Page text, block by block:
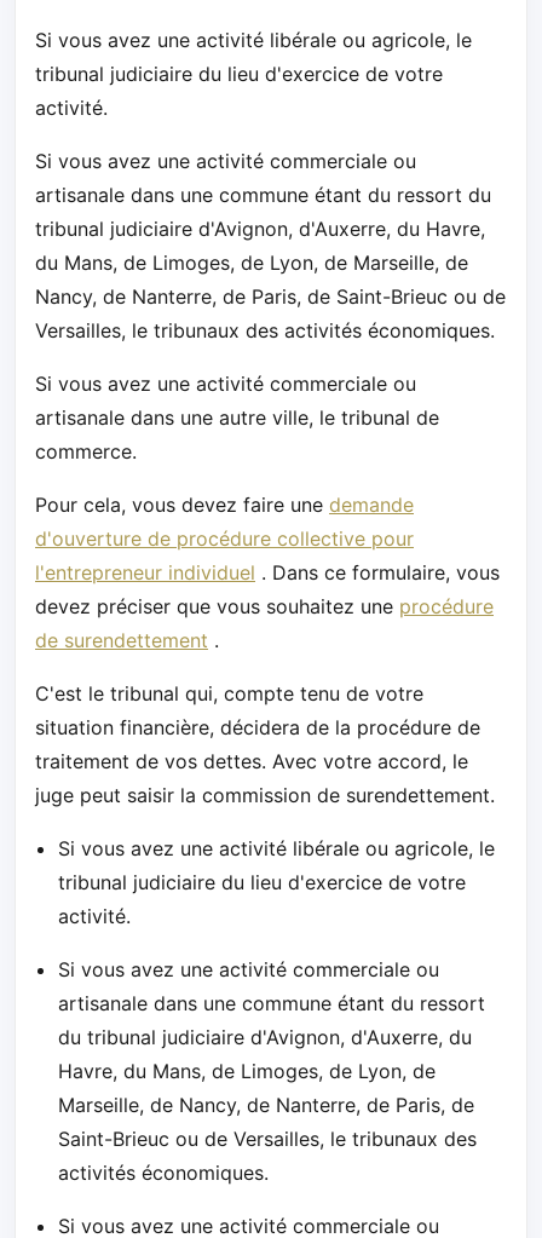
Si vous avez une activité libérale ou agricole, le
tribunal judiciaire du lieu d'exercice de votre
activité.
Si vous avez une activité commerciale ou
artisanale dans une commune étant du ressort du
tribunal judiciaire d'Avignon, d'Auxerre, du Havre,
du Mans, de Limoges, de Lyon, de Marseille, de
Nancy, de Nanterre, de Paris, de Saint-Brieuc ou de
Versailles, le tribunaux des activités économiques.
Si vous avez une activité commerciale ou
artisanale dans une autre ville, le tribunal de
commerce.
Pour cela, vous devez faire une demande
d'ouverture de procédure collective pour
l'entrepreneur individuel . Dans ce formulaire, vous
devez préciser que vous souhaitez une procédure
de surendettement .
C'est le tribunal qui, compte tenu de votre
situation financière, décidera de la procédure de
traitement de vos dettes. Avec votre accord, le
juge peut saisir la commission de surendettement.
Si vous avez une activité libérale ou agricole, le
tribunal judiciaire du lieu d'exercice de votre
activité.
Si vous avez une activité commerciale ou
artisanale dans une commune étant du ressort
du tribunal judiciaire d'Avignon, d'Auxerre, du
Havre, du Mans, de Limoges, de Lyon, de
Marseille, de Nancy, de Nanterre, de Paris, de
Saint-Brieuc ou de Versailles, le tribunaux des
activités économiques.
Si vous avez une activité commerciale ou